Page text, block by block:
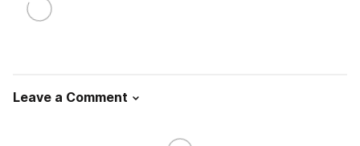
Leave a Comment